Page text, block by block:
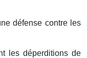
défense contre les
les déperditions de